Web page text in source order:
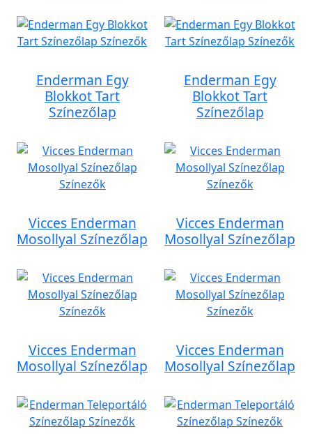
Enderman Egy
Blokkot Tart
Színezőlap
Enderman Egy
Blokkot Tart
Színezőlap
Vicces Enderman
Mosollyal Színezőlap
Vicces Enderman
Mosollyal Színezőlap
Vicces Enderman
Mosollyal Színezőlap
Vicces Enderman
Mosollyal Színezőlap